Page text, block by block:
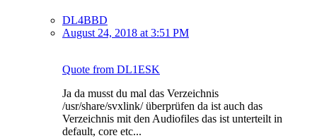
DL4BBD
August 24, 2018 at 3:51 PM
Quote from DL1ESK
Ja da musst du mal das Verzeichnis
/usr/share/svxlink/ überprüfen da ist auch das
Verzeichnis mit den Audiofiles das ist unterteilt in
default, core etc...